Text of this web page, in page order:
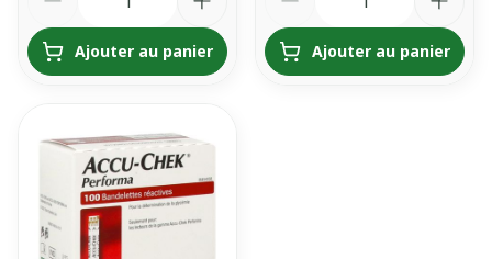
Ajouter au panier Ajouter au panier